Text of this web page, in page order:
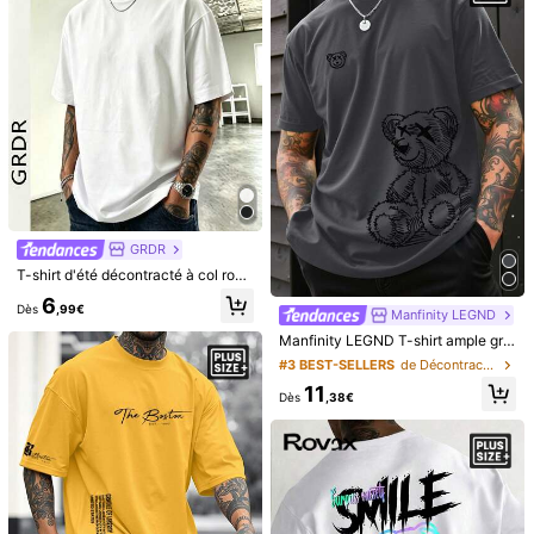
SLATEMANN
SLATEMANN T-shirt décontracté col rond épaules tombantes manches courtes grande taille pour hommes, top oversize streetwear d'été lavé
#7 BEST-SELLERS de Coton T-shirts grande taille pour hommes
17 ,49€
7
PAVTROS T-shirt grande taille pour hommes avec col ras-du-cou, manches raglan et manches longues, imprimé lettres & croix, couleurs contrastées, convient pour le port quotidien, les voyages et les vacances
19,49€
7
Économiser 0,43€
GRDR
T-shirt d'été décontracté à col rond pour hommes grande taille GRDR, confortable et respirant, à la mode mode
Dès 6 ,99€ Manfinity LEGND
Manfinity LEGND T-shirt ample gris foncé pour homme grande taille, design minimaliste. Vêtements de style de rue pour jeunes hommes. Imprimé ours, graphique d'ours en peluche, confortable, moderne, décontracté, style quotidien, article de mode de rue parfait, également un excellent cadeau pour le petit ami ou le mari. Polyvalent, style de voyage.
#3 BEST-SELLERS de Décontracté - Ludique et mignon T-shirts grande
Dès 11 ,38€